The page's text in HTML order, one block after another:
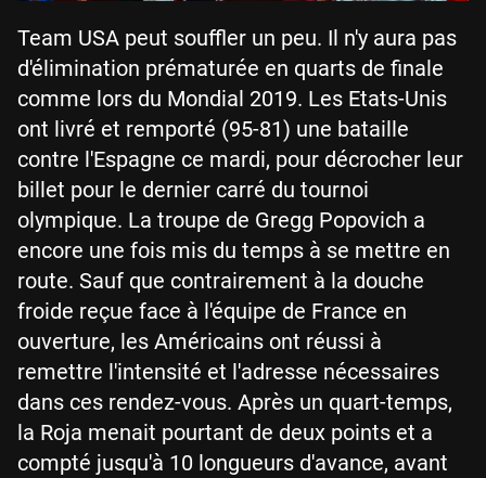
Team USA peut souffler un peu. Il n'y aura pas
d'élimination prématurée en quarts de finale
comme lors du Mondial 2019. Les Etats-Unis
ont livré et remporté (95-81) une bataille
contre l'Espagne ce mardi, pour décrocher leur
billet pour le dernier carré du tournoi
olympique. La troupe de Gregg Popovich a
encore une fois mis du temps à se mettre en
route. Sauf que contrairement à la douche
froide reçue face à l'équipe de France en
ouverture, les Américains ont réussi à
remettre l'intensité et l'adresse nécessaires
dans ces rendez-vous. Après un quart-temps,
la Roja menait pourtant de deux points et a
compté jusqu'à 10 longueurs d'avance, avant